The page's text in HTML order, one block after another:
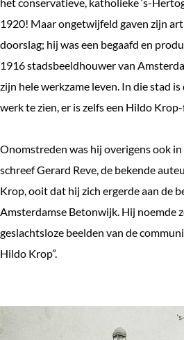
1920! Maar ongetwijfeld gaven zijn
doorslag; hij was een begaafd en
1916 stadsbeeldhouwer van
zijn hele werkzame leven. In die stad
werk te zien, er is zelfs een Hildo
Onomstreden was hij overigens ook
schreef Gerard Reve, de bekende
Krop, ooit dat hij zich ergerde aan de
Amsterdamse Betonwijk. Hij noemde
geslachtsloze beelden van de
Hildo Krop”.